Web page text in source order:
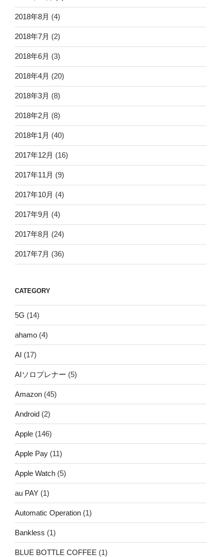
2018年8月 (4)
2018年7月 (2)
2018年6月 (3)
2018年4月 (20)
2018年3月 (8)
2018年2月 (8)
2018年1月 (40)
2017年12月 (16)
2017年11月 (9)
2017年10月 (4)
2017年9月 (4)
2017年8月 (24)
2017年7月 (36)
CATEGORY
5G (14)
ahamo (4)
AI (17)
AIソロプレナー (5)
Amazon (45)
Android (2)
Apple (146)
Apple Pay (11)
Apple Watch (5)
au PAY (1)
Automatic Operation (1)
Bankless (1)
BLUE BOTTLE COFFEE (1)